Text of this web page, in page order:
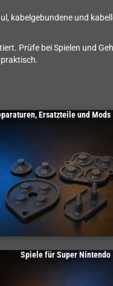
kabelgebundene und
Prüfe bei Spielen und
Ersatzteile und Mods
Spiele für Super Nintendo